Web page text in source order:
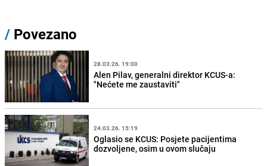
/ Povezano
28.03.26. 19:00
Alen Pilav, generalni direktor KCUS-a:
"Nećete me zaustaviti"
24.03.26. 15:19
Oglasio se KCUS: Posjete pacijentima
dozvoljene, osim u ovom slučaju